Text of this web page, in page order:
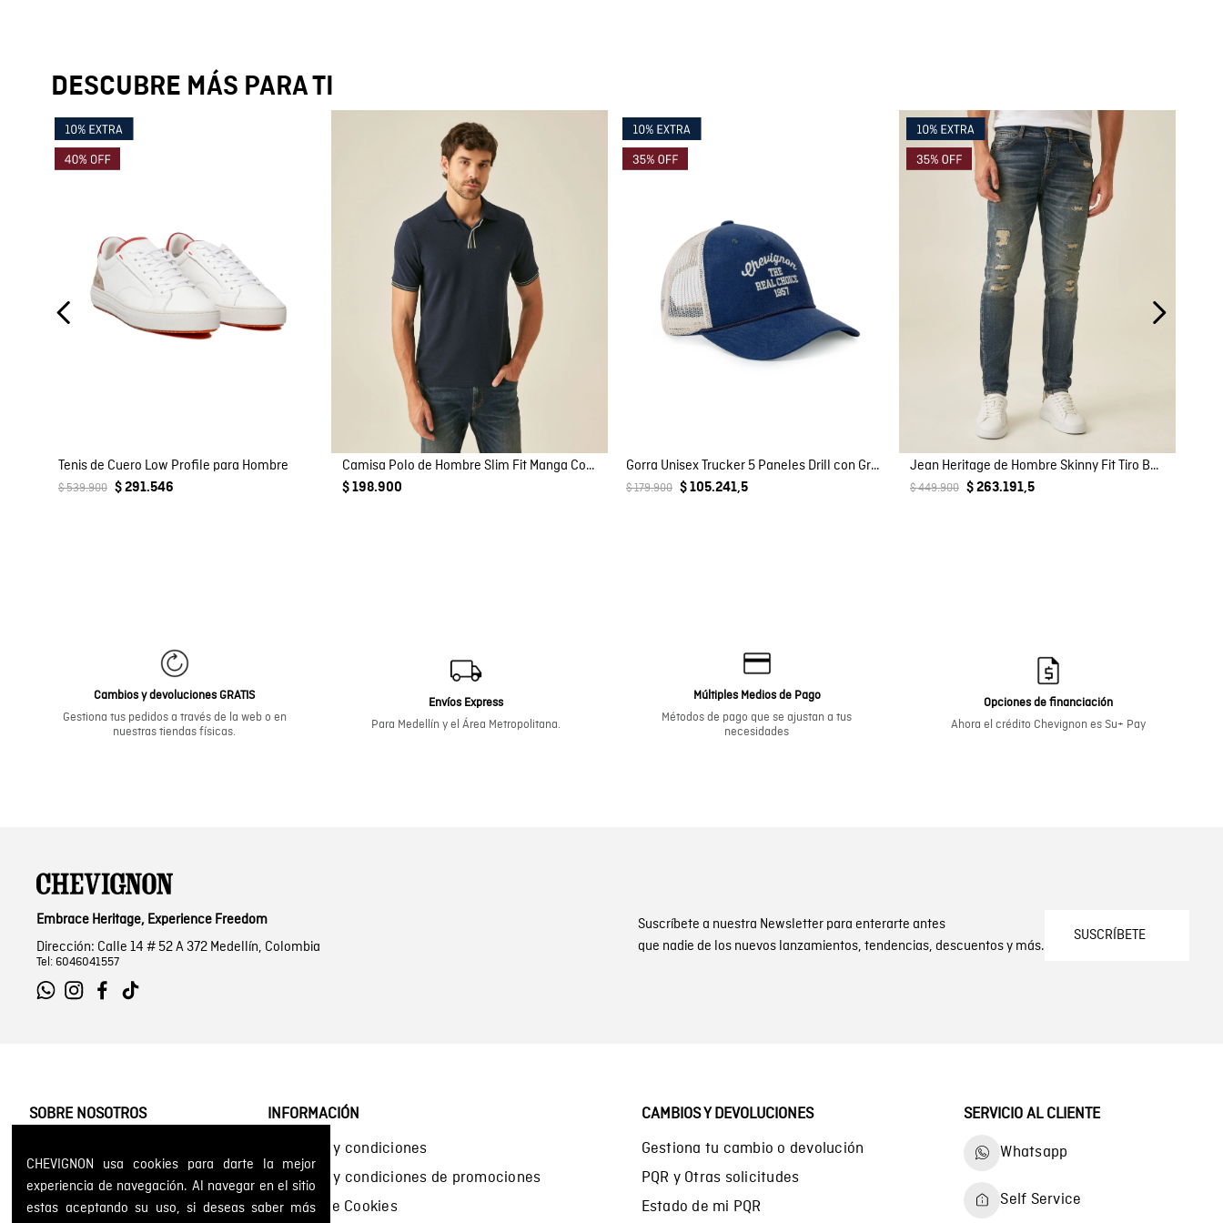
CHEVIGNON usa cookies para darte la mejor
experiencia de navegación. Al navegar en el sitio
estas aceptando su uso, si deseas saber más
DESCUBRE MÁS PARA TI
Tenis de Cuero Low Profile para Hombre
$ 539.900 $ 291.546
Camisa Polo de Hombre Slim Fit Manga Corta Perilla Tejida Escondida en Mezcla de Algodón y Viscosa
$ 198.900
Gorra Unisex Trucker 5 Paneles Drill con Gráfico Bordado Detalle de Cordón en Mezcla de Algodón
$ 179.900 $ 105.241,5
Jean Heritage de Hombre Skinny Fit Tiro Bajo Lavado Oscuro en Mezcla de Algodón Rider
$ 449.900 $ 263.191,5
Cambios y devoluciones GRATIS
Gestiona tus pedidos a través de la web o en
nuestras tiendas físicas.
Envíos Express
Para Medellín y el Área Metropolitana.
Múltiples Medios de Pago
Métodos de pago que se ajustan a tus
necesidades
Opciones de financiación
Ahora el crédito Chevignon es Su+ Pay
Suscríbete a nuestra Newsletter para enterarte antes
que nadie de los nuevos lanzamientos, tendencias, descuentos y más.
SUSCRÍBETE
Embrace Heritage, Experience Freedom
Dirección: Calle 14 # 52 A 372 Medellín, Colombia
Tel: 6046041557
SOBRE NOSOTROS
Historia de la marca
Mapa del sitio
INFORMACIÓN
Términos y condiciones
Términos y condiciones de promociones
Política de Cookies
CAMBIOS Y DEVOLUCIONES
Gestiona tu cambio o devolución
PQR y Otras solicitudes
Estado de mi PQR
SERVICIO AL CLIENTE
Whatsapp
Self Service